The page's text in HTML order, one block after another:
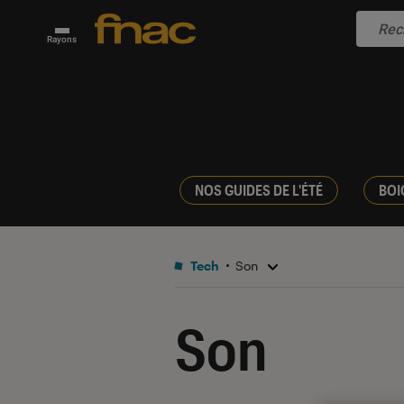
Rayons
NOS GUIDES DE L'ÉTÉ
Tech Son
Son